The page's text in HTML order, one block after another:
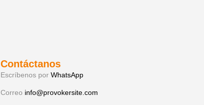
Contáctanos
Escríbenos porWhatsApp
Correo info@provokersite.com